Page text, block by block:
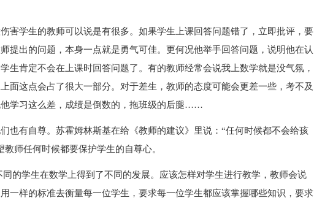
害学生的教师可以说是有很多。如果学生上课回答问题错了，立即批评，要
提出的问题，本身一点就是勇气可佳。更何况他举手回答问题，说明他在认
生肯定不会在上课时回答问题了。有的教师经常会说我上数学就是没气氛，
面这点会占了很大一部分。对于差生，教师的态度可能会更差一些，考不及
学习这么差，成绩是倒数的，拖班级的后腿……
也有自尊。苏霍姆林斯基在给《教师的建议》里说：“任何时候都不会给孩
师任何时候都要保护学生的自尊心。
的学生在数学上得到了不同的发展。应该怎样对学生进行教学，教师会说
一样的标准去衡量每一位学生，要求每一位学生都应该掌握哪些知识，要求